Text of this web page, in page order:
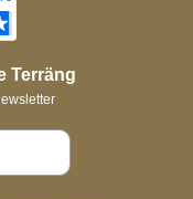
Terräng